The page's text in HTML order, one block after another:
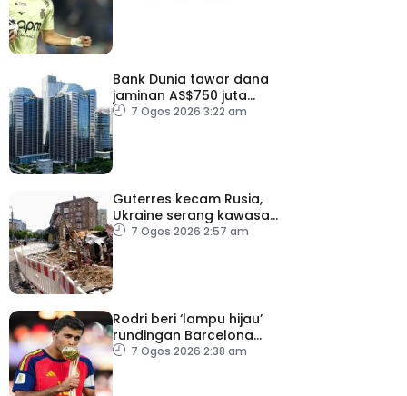
Bank Dunia tawar dana
jaminan AS$750 juta
kepada Indonesia bantu
7 Ogos 2026 3:22 am
Guterres kecam Rusia,
Ukraine serang kawasan
awam7 Ogos 2026 2:57 am
Rodri beri ‘lampu hijau’
rundingan Barcelona
dengan Man City
7 Ogos 2026 2:38 am